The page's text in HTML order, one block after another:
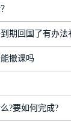
期回国了有办法
撤课吗
?要如何完成?